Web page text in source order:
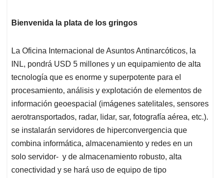
Bienvenida la plata de los gringos
La Oficina Internacional de Asuntos Antinarcóticos, la
INL, pondrá USD 5 millones y un equipamiento de alta
tecnología que es enorme y superpotente para el
procesamiento, análisis y explotación de elementos de
información geoespacial (imágenes satelitales, sensores
aerotransportados, radar, lidar, sar, fotografía aérea, etc.).
se instalarán servidores de hiperconvergencia que
combina informática, almacenamiento y redes en un
solo servidor- y de almacenamiento robusto, alta
conectividad y se hará uso de equipo de tipo